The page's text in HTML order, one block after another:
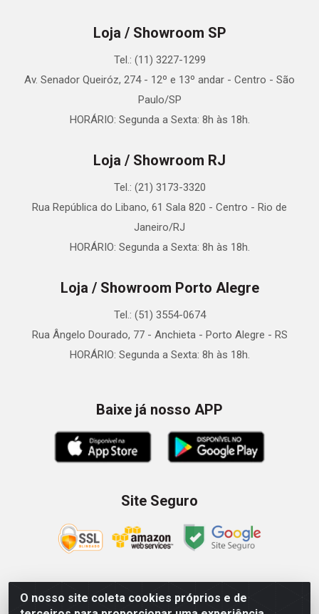
O nosso site coleta cookies próprios e de
Loja / Showroom SP
Tel.: (11) 3227-1299
Av. Senador Queiróz, 274 - 12º e 13º andar - Centro - São
Paulo/SP
HORÁRIO: Segunda a Sexta: 8h às 18h.
Loja / Showroom RJ
Tel.: (21) 3173-3320
Rua República do Libano, 61 Sala 820 - Centro - Rio de
Janeiro/RJ
HORÁRIO: Segunda a Sexta: 8h às 18h.
Loja / Showroom Porto Alegre
Tel.: (51) 3554-0674
Rua Ângelo Dourado, 77 - Anchieta - Porto Alegre - RS
HORÁRIO: Segunda a Sexta: 8h às 18h.
Baixe já nosso APP
Site Seguro
Zein Importação e Comércio LTDA - Av. Senador Queiróz, 274